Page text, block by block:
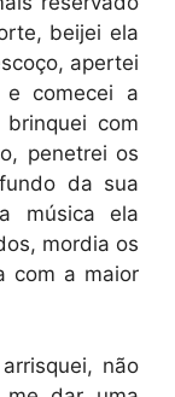
beijei ela
apertei
comecei a
com
penetrei os
da sua
música ela
mordia os
com a maior
não